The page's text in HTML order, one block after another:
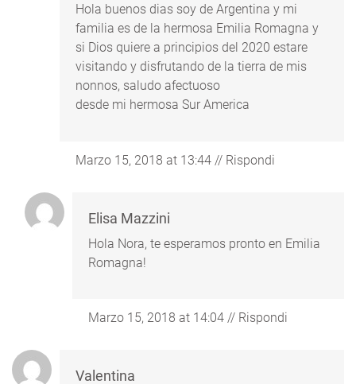
Hola buenos dias soy de Argentina y mi
familia es de la hermosa Emilia Romagna y
si Dios quiere a principios del 2020 estare
visitando y disfrutando de la tierra de mis
nonnos, saludo afectuoso
desde mi hermosa Sur America
Marzo 15, 2018 at 13:44 // Rispondi
Elisa Mazzini
Hola Nora, te esperamos pronto en Emilia
Romagna!
Marzo 15, 2018 at 14:04 // Rispondi
Valentina